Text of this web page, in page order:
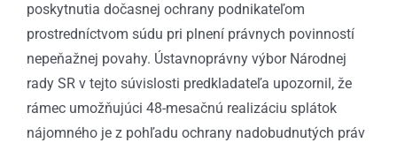
poskytnutia dočasnej ochrany podnikateľom
prostredníctvom súdu pri plnení právnych povinností
nepeňažnej povahy. Ústavnoprávny výbor Národnej
rady SR v tejto súvislosti predkladateľa upozornil, že
rámec umožňujúci 48-mesačnú realizáciu splátok
nájomného je z pohľadu ochrany nadobudnutých práv